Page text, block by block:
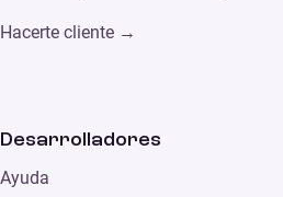
Hacerte cliente →
Desarrolladores
Ayuda